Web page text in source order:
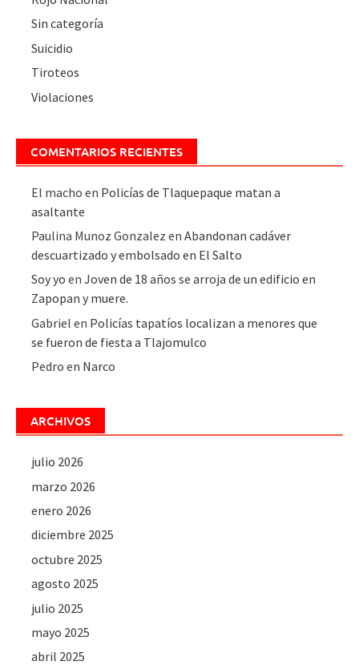
Sin categoría
Suicidio
Tiroteos
Violaciones
COMENTARIOS RECIENTES
El macho en Policías de Tlaquepaque matan a
asaltante
Paulina Munoz Gonzalez enAbandonan cadáver
descuartizado y embolsado en El Salto
Soy yo enJoven de 18 años se arroja de un edificio en
Zapopan y muere.
Gabriel en Policías tapatíos localizan a menores que
se fueron de fiesta a Tlajomulco
Pedro en Narco
ARCHIVOS
julio 2026
marzo 2026
enero 2026
diciembre 2025
octubre 2025
agosto 2025
julio 2025
mayo 2025
abril 2025